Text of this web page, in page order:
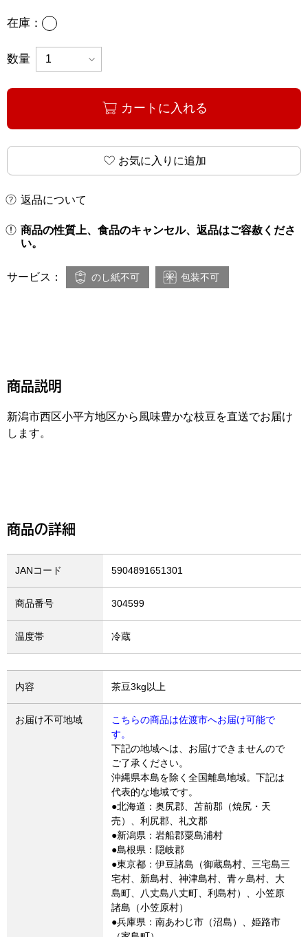
在庫： あり
数量
カートに入れる
お気に入りに追加
返品について
商品の性質上、食品のキャンセル、返品はご容赦くださ
い。
サービス： のし紙不可 包装不可
商品説明
新潟市西区小平方地区から風味豊かな枝豆を直送でお届け
します。
商品の詳細
JANコード 5904891651301
商品番号 304599
温度帯 冷蔵
内容 茶豆3kg以上
お届け不可地域
こちらの商品は佐渡市へお届け可能で
す。
下記の地域へは、お届けできませんので
ご了承ください。
沖縄県本島を除く全国離島地域。下記は
代表的な地域です。
●北海道：奥尻郡、苫前郡（焼尻・天
売）、利尻郡、礼文郡
●新潟県：岩船郡粟島浦村
●島根県：隠岐郡
●東京都：伊豆諸島（御蔵島村、三宅島三
宅村、新島村、神津島村、青ヶ島村、大
島町、八丈島八丈町、利島村）、小笠原
諸島（小笠原村）
●兵庫県：南あわじ市（沼島）、姫路市